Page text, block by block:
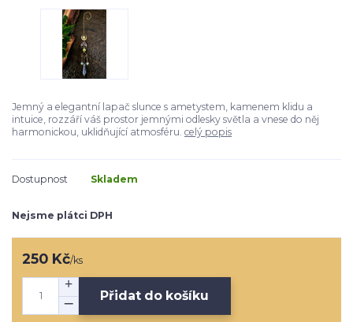
Jemný a elegantní lapač slunce s ametystem, kamenem klidu a
intuice, rozzáří váš prostor jemnými odlesky světla a vnese do něj
harmonickou, uklidňující atmosféru. celý popis
Dostupnost Skladem
Nejsme plátci DPH
250 Kč/ks
Přidat do košíku